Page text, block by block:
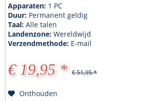
Apparaten: 1 PC
Duur: Permanent geldig
Taal:Alle talen
Landenzone:Wereldwijd
Verzendmethode: E-mail
€ 19,95 * € 51,95 *
Onthouden